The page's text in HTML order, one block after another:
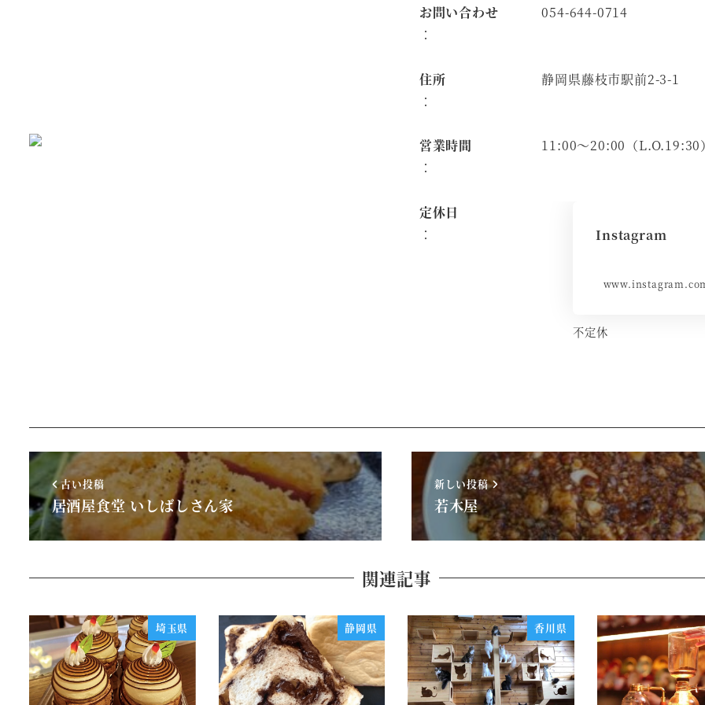
お問い合わせ
：
054-644-0714
住所
：
静岡県藤枝市駅前2-3-1
営業時間
：
11:00～20:00（L.O.19:30
定休日
：
Instagram
不定休
古い投稿
居酒屋食堂 いしばしさん家
新しい投稿
若木屋
関連記事
埼玉県 静岡県 香川県